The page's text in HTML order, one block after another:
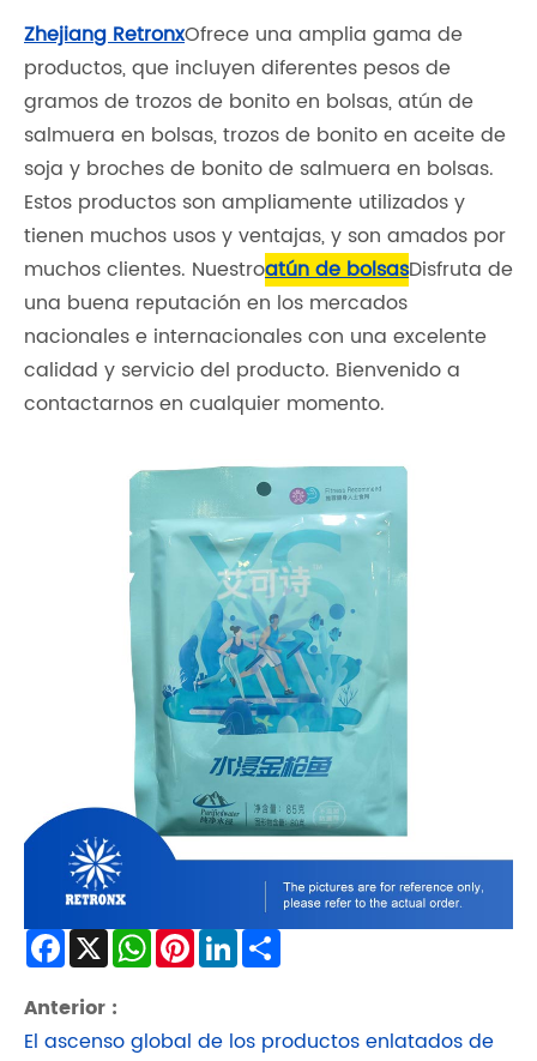
Zhejiang RetronxOfrece una amplia gama de
productos, que incluyen diferentes pesos de
gramos de trozos de bonito en bolsas, atún de
salmuera en bolsas, trozos de bonito en aceite de
soja y broches de bonito de salmuera en bolsas.
Estos productos son ampliamente utilizados y
tienen muchos usos y ventajas, y son amados por
muchos clientes. Nuestroatún de bolsasDisfruta de
una buena reputación en los mercados
nacionales e internacionales con una excelente
calidad y servicio del producto. Bienvenido a
contactarnos en cualquier momento.
Facebook
X WhatsApp
PinterestLinkedIn
Share
Anterior :
El ascenso global de los productos enlatados de